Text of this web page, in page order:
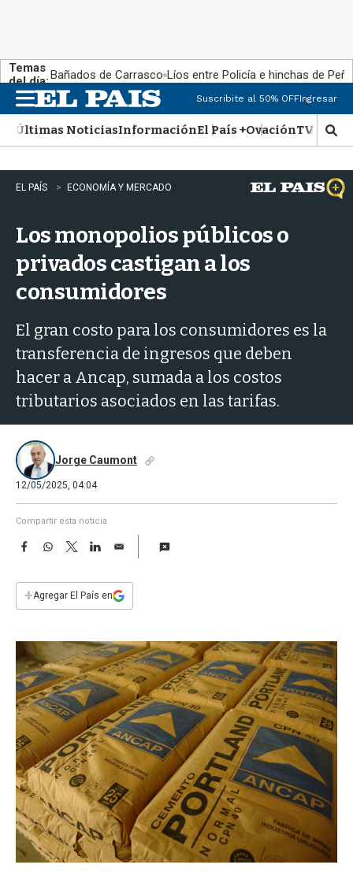
Temas
del día:Bañados de Carrasco Líos entre Policía e hinchas de
n
u
Suscribite al 50% OFFIngresar
Últimas NoticiasInformaciónEl País +OvaciónTV Show
M
o
s
t
r
EL PAÍS ECONOMÍA Y MERCADO
Los monopolios públicos o
privados castigan a los
consumidores
El gran costo para los consumidores es la
transferencia de ingresos que deben
hacer a Ancap, sumada a los costos
tributarios asociados en las tarifas.
Jorge Caumont
12/05/2025, 04:04
Compartir esta noticia
F
e
b
k
W
s
T
w
t
L
n
E
i
l
+Agregar El País en